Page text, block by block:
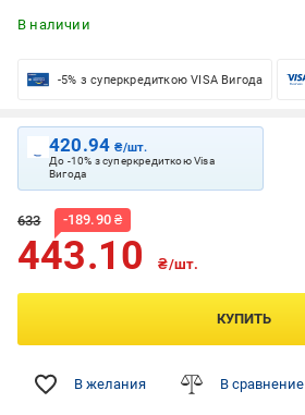
В наличии
-5% з суперкредиткою VISA Вигода
420.94₴/шт.
До -10% з суперкредиткою Visa
Вигода
633 -189.90 ₴
443.10 ₴/шт.
КУПИТЬ
В желания В сравнение